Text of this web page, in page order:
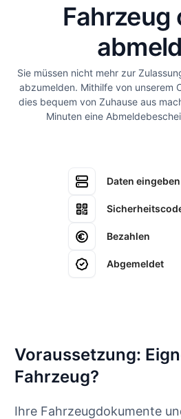
Fahrzeug
Sie müssen nicht mehr zur
abzumelden. Mithilfe von unserem
dies bequem von Zuhause aus
Minuten eine
Daten eingeben
Bezahlen
Abgemeldet
Voraussetzung:
Fahrzeug?
Ihre Fahrzeugdokumente